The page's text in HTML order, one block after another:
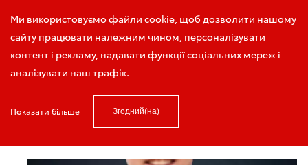
Ми використовуємо файли cookie, щоб дозволити нашому
сайту працювати належним чином, персоналізувати
контент і рекламу, надавати функції соціальних мереж і
аналізувати наш трафік.
Показати більше Згодний(на)
Тест-драйв Задати питання
https://sollyplus.toyota.ua Страхування